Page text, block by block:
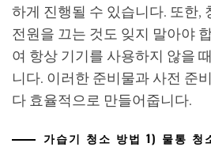
하게 진행될 수 있습니다. 또한,
전원을 끄는 것도 잊지 말아야
여 항상 기기를 사용하지 않을
니다. 이러한 준비물과 사전 준
다 효율적으로 만들어줍니다.
가습기 청소 방법 1) 물통 청